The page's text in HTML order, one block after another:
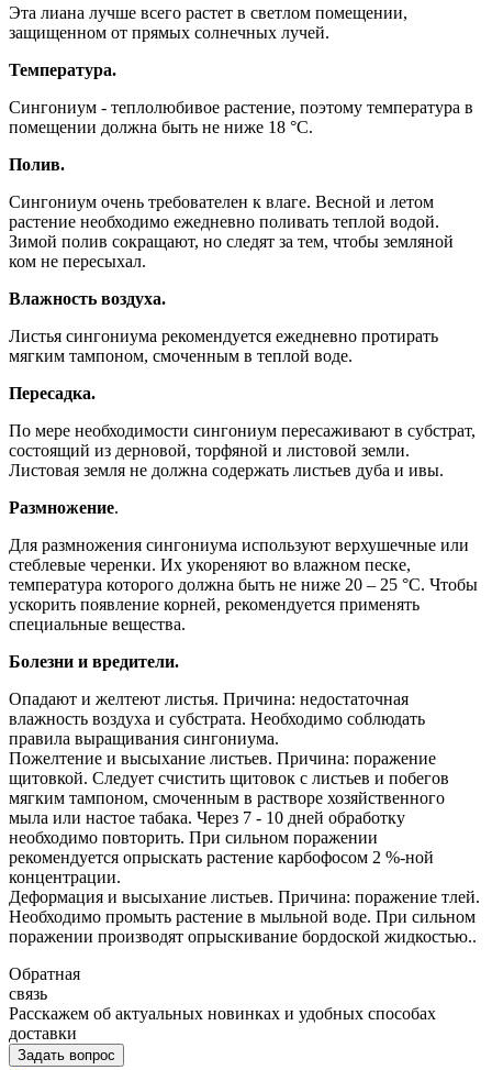
Эта лиана лучше всего растет в светлом помещении,
защищенном от прямых солнечных лучей.
Температура.
Сингониум - теплолюбивое растение, поэтому температура в
помещении должна быть не ниже 18 °С.
Полив.
Сингониум очень требователен к влаге. Весной и летом
растение необходимо ежедневно поливать теплой водой.
Зимой полив сокращают, но следят за тем, чтобы земляной
ком не пересыхал.
Влажность воздуха.
Листья сингониума рекомендуется ежедневно протирать
мягким тампоном, смоченным в теплой воде.
Пересадка.
По мере необходимости сингониум пересаживают в субстрат,
состоящий из дерновой, торфяной и листовой земли.
Листовая земля не должна содержать листьев дуба и ивы.
Размножение.
Для размножения сингониума используют верхушечные или
стеблевые черенки. Их укореняют во влажном песке,
температура которого должна быть не ниже 20 – 25 °С. Чтобы
ускорить появление корней, рекомендуется применять
специальные вещества.
Болезни и вредители.
Опадают и желтеют листья. Причина: недостаточная
влажность воздуха и субстрата. Необходимо соблюдать
правила выращивания сингониума.
Пожелтение и высыхание листьев. Причина: поражение
щитовкой. Следует счистить щитовок с листьев и побегов
мягким тампоном, смоченным в растворе хозяйственного
мыла или настое табака. Через 7 - 10 дней обработку
необходимо повторить. При сильном поражении
рекомендуется опрыскать растение карбофосом 2 %-ной
концентрации.
Деформация и высыхание листьев. Причина: поражение тлей.
Необходимо промыть растение в мыльной воде. При сильном
поражении производят опрыскивание бордоской жидкостью..
Обратная
связь
Расскажем об актуальных новинках и удобных способах
доставки
Задать вопрос